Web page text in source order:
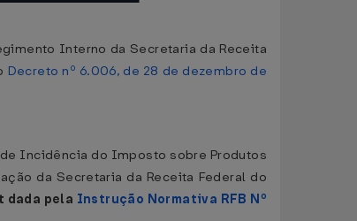
Interno da Secretaria da Receita
Decreto nº 6.006, de 28 de dezembro de
de Incidência do Imposto sobre Produtos
da Secretaria da Receita Federal do
dada pela Instrução Normativa RFB Nº